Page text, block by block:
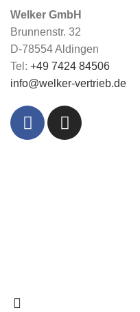
Welker GmbH
Brunnenstr. 32
D-78554 Aldingen
Tel: +49 7424 84506
info@welker-vertrieb.de